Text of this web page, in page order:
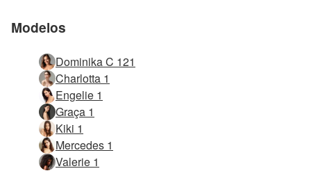
Modelos
Dominika C 121
Charlotta 1
Engelie 1
Graça 1
Kiki 1
Mercedes 1
Valerie 1